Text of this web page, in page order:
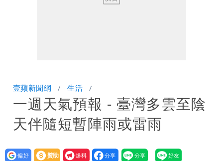
壹蘋新聞網 生活
一週天氣預報 - 臺灣多雲至陰
天伴隨短暫陣雨或雷雨
設為
贊助
我要